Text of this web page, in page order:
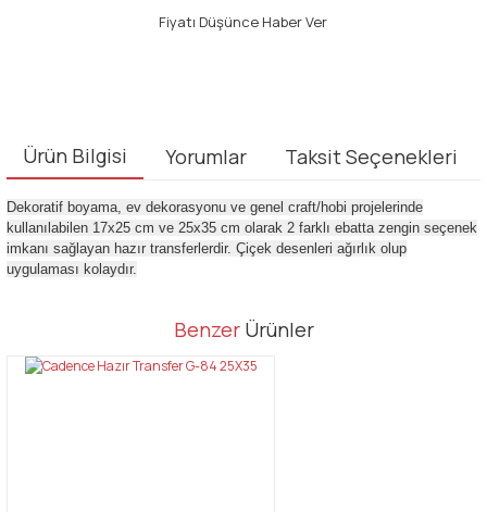
Fiyatı Düşünce Haber Ver
Ürün Bilgisi Yorumlar Taksit Seçenekleri
Dekoratif boyama, ev dekorasyonu ve genel craft/hobi projelerinde
kullanılabilen 17x25 cm ve 25x35 cm olarak 2 farklı ebatta zengin seçenek
imkanı sağlayan hazır transferlerdir. Çiçek desenleri ağırlık olup
uygulaması kolaydır.
Bu ürüne ilk yorumu siz yapın!
Bu ürünün fiyat bilgisi, resim, ürün açıklamalarında ve diğer
tarafımıza iletebilirsiniz.
Benzer Ürünler